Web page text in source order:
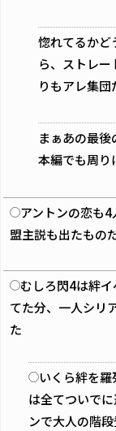
惚れてるかど
ら、ストレ
りもアレ集団
まぁあの最
本編でも周り
アントンの恋も
盟主説も出たもの
むしろ閃4は絆
てた分、一人シリ
た
いくら絆を
は全てついで
ンで大人の階段